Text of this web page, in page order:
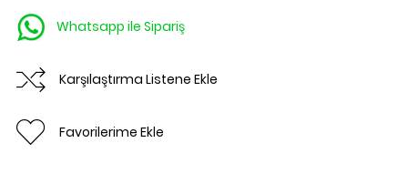
Whatsapp ile Sipariş
Karşılaştırma Listene Ekle
Favorilerime Ekle